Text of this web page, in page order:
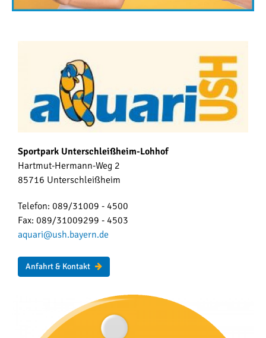
Sportpark Unterschleißheim-Lohhof
Hartmut-Hermann-Weg 2
85716 Unterschleißheim
Telefon: 089/31009 - 4500
Fax: 089/31009299 - 4503
aquari@ush.bayern.de
Anfahrt & Kontakt